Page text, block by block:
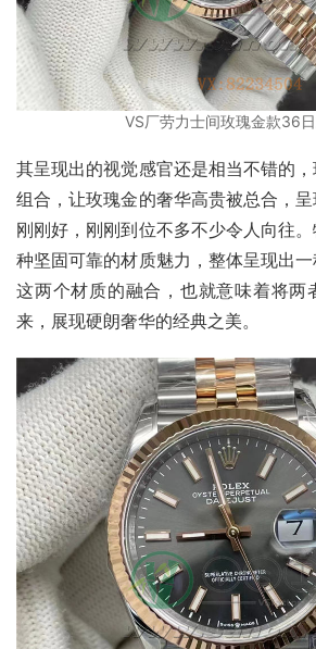
VS厂劳力士间玫瑰金款36
其呈现出的视觉感官还是相当不错的
组合，让玫瑰金的奢华高贵被总合，
刚刚好，刚刚到位不多不少令人向往
种坚固可靠的材质魅力，整体呈现出
这两个材质的融合，也就意味着将两
来，展现硬朗奢华的经典之美。